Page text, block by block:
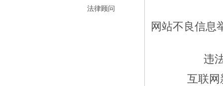
法律顾问
网站不良信息
违
互联网